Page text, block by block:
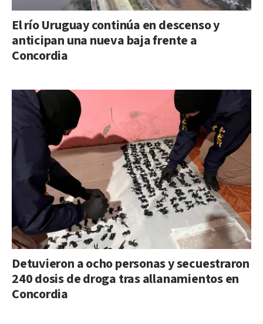
El río Uruguay continúa en descenso y
anticipan una nueva baja frente a
Concordia
Detuvieron a ocho personas y secuestraron
240 dosis de droga tras allanamientos en
Concordia